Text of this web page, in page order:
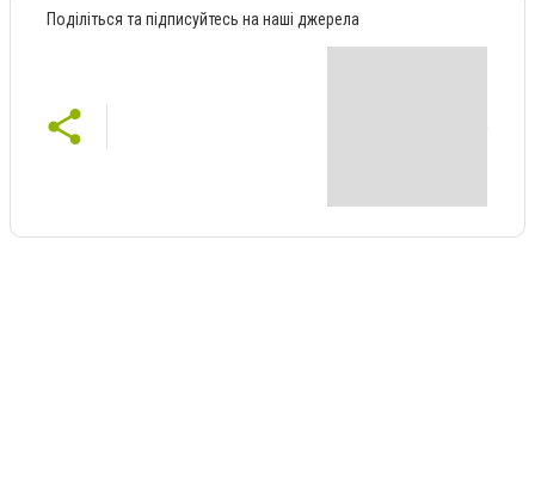
Поділіться та підписуйтесь на наші джерела